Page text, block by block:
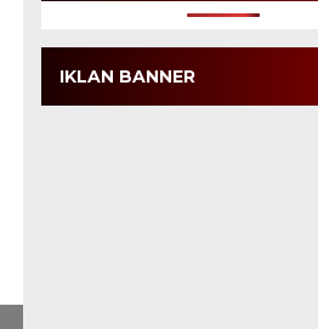
IKLAN BANNER